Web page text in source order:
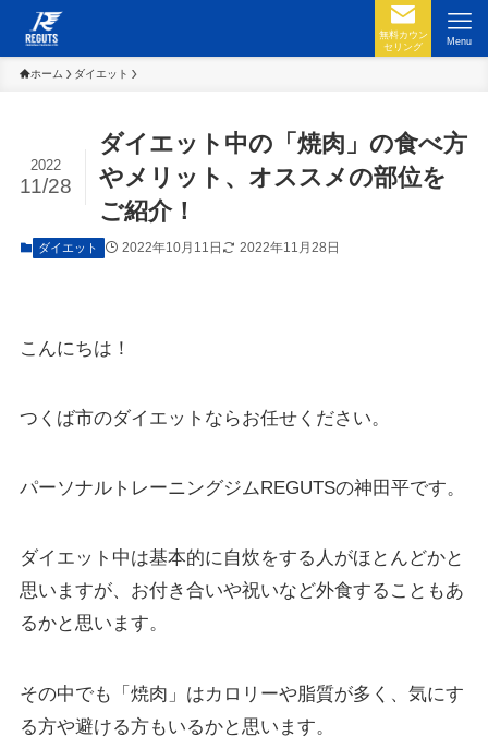
無料カウン
セリング
Menu
ホーム ダイエット
ダイエット中の「焼肉」の食べ方
やメリット、オススメの部位を
ご紹介！
2022
11/28
ダイエット 2022年10月11日 2022年11月28日
こんにちは！
つくば市のダイエットならお任せください。
パーソナルトレーニングジムREGUTSの神田平です。
ダイエット中は基本的に自炊をする人がほとんどかと
思いますが、お付き合いや祝いなど外食することもあ
るかと思います。
その中でも「焼肉」はカロリーや脂質が多く、気にす
る方や避ける方もいるかと思います。